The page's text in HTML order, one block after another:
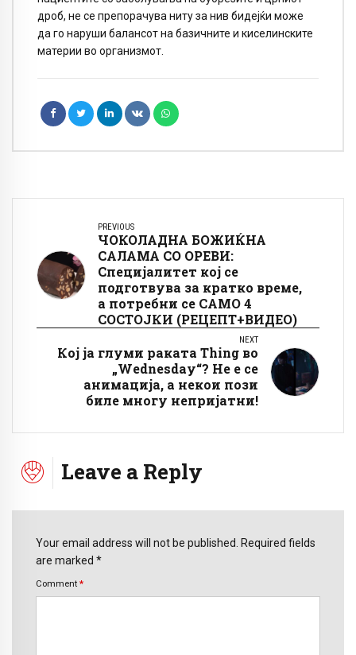
дроб, не се препорачува ниту за нив бидејќи може
да го наруши балансот на базичните и киселинските
материи во организмот.
PREVIOUS
ЧОКОЛАДНА БОЖИЌНА
САЛАМА СО ОРЕВИ:
Специјалитет кој се
подготвува за кратко време,
а потребни се САМО 4
СОСТОЈКИ (РЕЦЕПТ+ВИДЕО)
NEXT
Кој ја глуми раката Thing во
„Wednesday“? Не е се
анимација, а некои пози
биле многу непријатни!
Leave a Reply
Your email address will not be published. Required fields
are marked *
Comment *